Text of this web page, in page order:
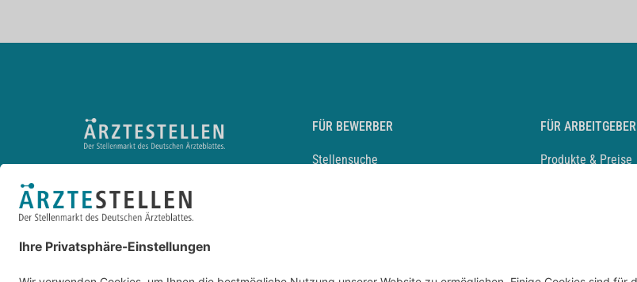
FÜR BEWERBER
Stellensuche
Durchsuchen Sie den Stellenkatalog
FÜR ARBEITGEBER
Produkte & Preise